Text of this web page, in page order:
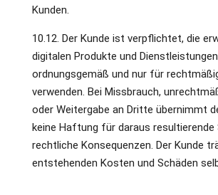
Kunden.
10.12. Der Kunde ist verpflichtet, die
digitalen Produkte und Dienstleistungen
ordnungsgemäß und nur für
verwenden. Bei Missbrauch,
oder Weitergabe an Dritte übernimmt
keine Haftung für daraus resultierende
rechtliche Konsequenzen. Der Kunde
entstehenden Kosten und Schäden